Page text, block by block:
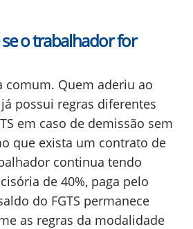
o trabalhador for
comum. Quem aderiu ao
possui regras diferentes
em caso de demissão sem
que exista um contrato de
continua tendo
de 40%, paga pelo
do FGTS permanece
as regras da modalidade